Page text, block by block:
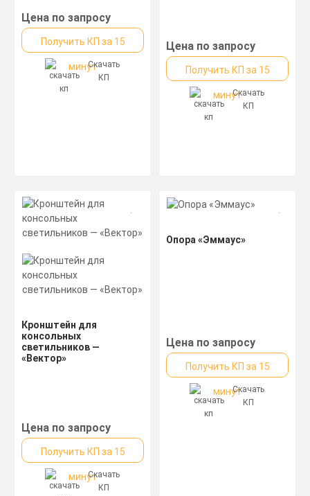
Цена по запросу
Получить КП за 15
минутСкачать
КП
Цена по запросу
Получить КП за 15
минутСкачать
КП
Кронштейн для
консольных
светильников —
«Вектор»
Цена по запросу
Получить КП за 15
минутСкачать
КП
Опора «Эммаус»
Цена по запросу
Получить КП за 15
минутСкачать
КП